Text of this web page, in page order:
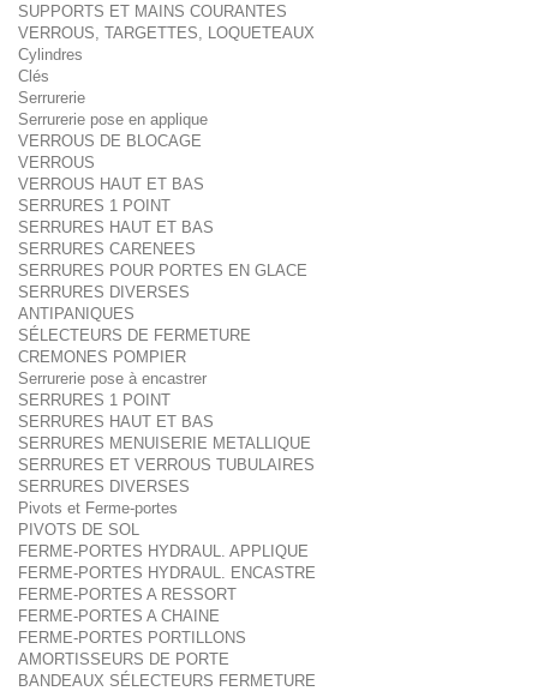
SUPPORTS ET MAINS COURANTES
VERROUS, TARGETTES, LOQUETEAUX
Cylindres
Clés
Serrurerie
Serrurerie pose en applique
VERROUS DE BLOCAGE
VERROUS
VERROUS HAUT ET BAS
SERRURES 1 POINT
SERRURES HAUT ET BAS
SERRURES CARENEES
SERRURES POUR PORTES EN GLACE
SERRURES DIVERSES
ANTIPANIQUES
SÉLECTEURS DE FERMETURE
CREMONES POMPIER
Serrurerie pose à encastrer
SERRURES 1 POINT
SERRURES HAUT ET BAS
SERRURES MENUISERIE METALLIQUE
SERRURES ET VERROUS TUBULAIRES
SERRURES DIVERSES
Pivots et Ferme-portes
PIVOTS DE SOL
FERME-PORTES HYDRAUL. APPLIQUE
FERME-PORTES HYDRAUL. ENCASTRE
FERME-PORTES A RESSORT
FERME-PORTES A CHAINE
FERME-PORTES PORTILLONS
AMORTISSEURS DE PORTE
BANDEAUX SÉLECTEURS FERMETURE